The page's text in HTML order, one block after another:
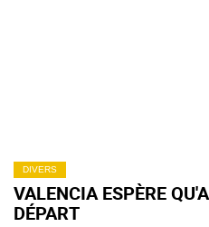
DIVERS
VALENCIA ESPÈRE
DÉPART